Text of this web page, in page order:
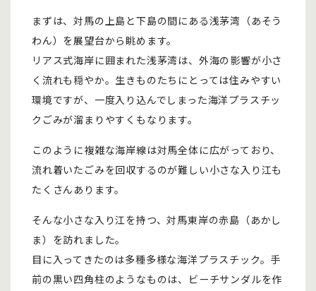
まずは、対馬の上島と下島の間にある浅茅湾（あそう
わん）を展望台から眺めます。
リアス式海岸に囲まれた浅茅湾は、外海の影響が小さ
く流れも穏やか。生きものたちにとっては住みやすい
環境ですが、一度入り込んでしまった海洋プラスチッ
クごみが溜まりやすくもなります。
このように複雑な海岸線は対馬全体に広がっており、
流れ着いたごみを回収するのが難しい小さな入り江も
たくさんあります。
そんな小さな入り江を持つ、対馬東岸の赤島（あかし
ま）を訪れました。
目に入ってきたのは多種多様な海洋プラスチック。手
前の黒い四角柱のようなものは、ビーチサンダルを作